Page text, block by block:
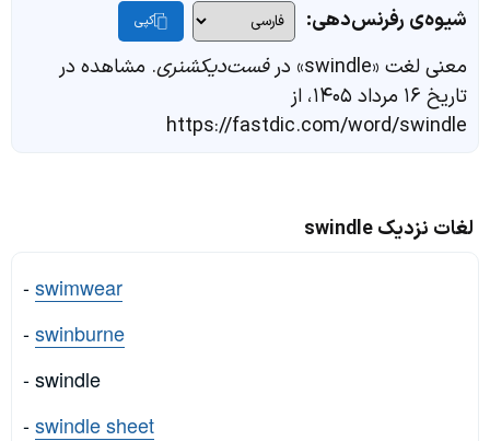
شیوه‌ی رفرنس‌دهی: کپی
معنی لغت «swindle» در فست‌دیکشنری. مشاهده در
تاریخ ۱۶ مرداد ۱۴۰۵، از
https://fastdic.com/word/swindle
لغات نزدیک swindle
-swimwear
-swinburne
- swindle
-swindle sheet